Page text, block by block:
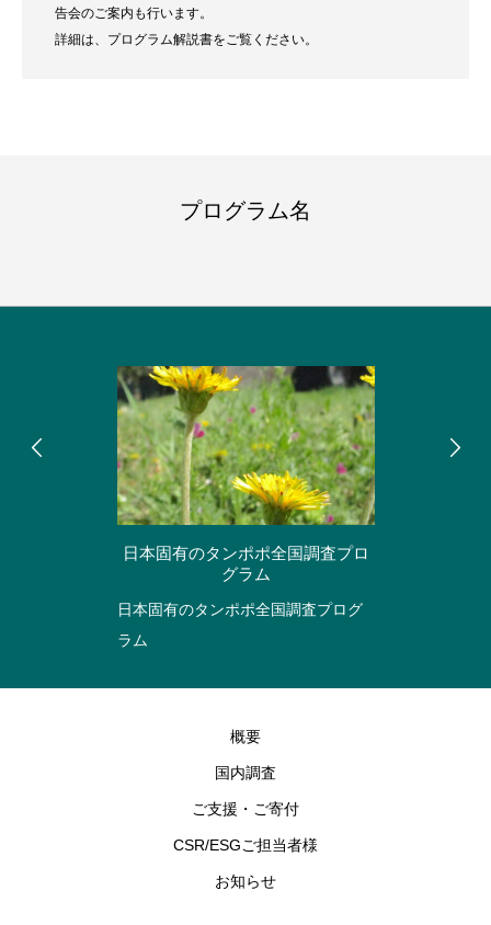
告会のご案内も行います。
詳細は、プログラム解説書をご覧ください。
プログラム名
日本固有のタンポポ全国調査プロ
グラム
日本固有のタンポポ全国調査プログ
ラム
概要
国内調査
ご支援・ご寄付
CSR/ESGご担当者様
お知らせ